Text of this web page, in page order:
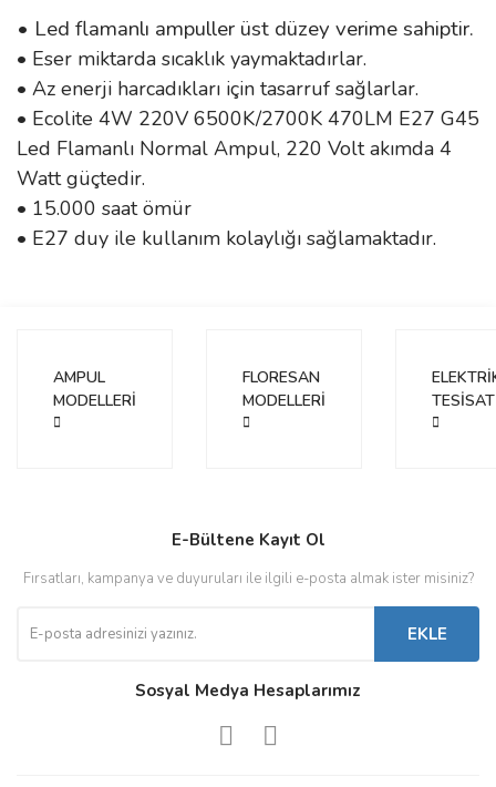
• Led flamanlı ampuller üst düzey verime sahiptir.
• Eser miktarda sıcaklık yaymaktadırlar.
• Az enerji harcadıkları için tasarruf sağlarlar.
• Ecolite 4W 220V 6500K/2700K 470LM E27 G45
Led Flamanlı Normal Ampul, 220 Volt akımda 4
Watt güçtedir.
• 15.000 saat ömür
• E27 duy ile kullanım kolaylığı sağlamaktadır.
Yorum Yaz
Ürün resmi kalitesiz, bozuk veya görüntülenemiyor.
Bu ürüne benzer farklı alternatifler olmalı.
Gönder
AMPUL
MODELLERİ
FLORESAN
MODELLERİ
TESİSAT
E-Bültene Kayıt Ol
Fırsatları, kampanya ve duyuruları ile ilgili e-posta almak ister misiniz?
EKLE
Sosyal Medya Hesaplarımız